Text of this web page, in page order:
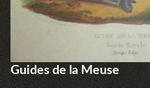
Guides de la Meuse